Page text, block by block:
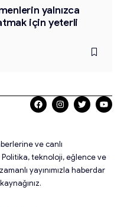
yalnızca
için yeterli
ve canlı
teknoloji, eğlence ve
yayınımızla haberdar